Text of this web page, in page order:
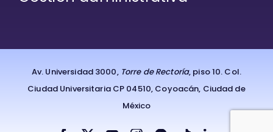
Av. Universidad 3000, Torre de Rectoría, piso 10. Col.
Ciudad Universitaria CP 04510, Coyoacán, Ciudad de
México